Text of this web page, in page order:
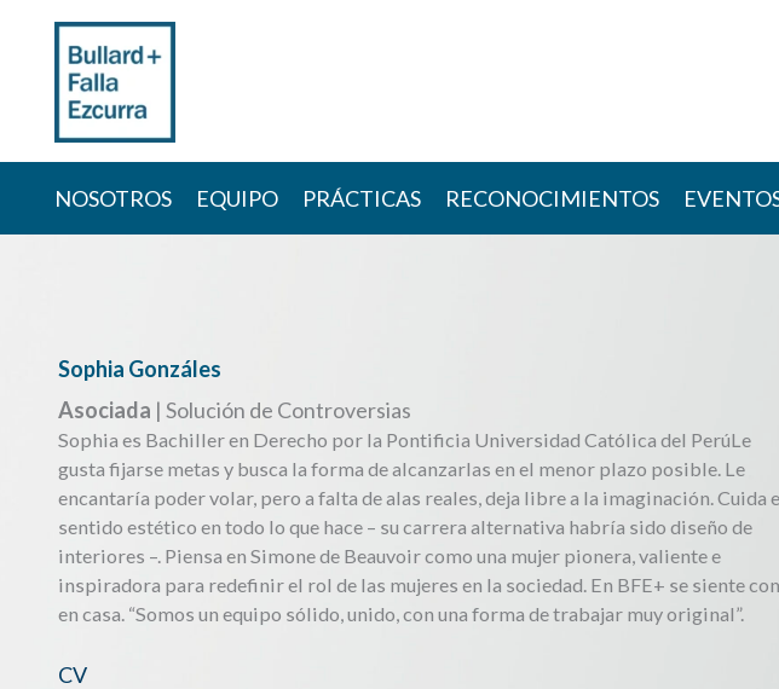
content
NOSOTROS EQUIPO PRÁCTICAS RECONOCIMIENTOS
Sophia Gonzáles
Asociada | Solución de Controversias
Sophia es Bachiller en Derecho por la Pontificia Universidad Católica del PerúLe
gusta fijarse metas y busca la forma de alcanzarlas en el menor plazo posible. Le
encantaría poder volar, pero a falta de alas reales, deja libre a la imaginación. Cuida
sentido estético en todo lo que hace – su carrera alternativa habría sido diseño de
interiores –. Piensa en Simone de Beauvoir como una mujer pionera, valiente e
inspiradora para redefinir el rol de las mujeres en la sociedad. En BFE+ se siente
en casa. “Somos un equipo sólido, unido, con una forma de trabajar muy original”.
CV